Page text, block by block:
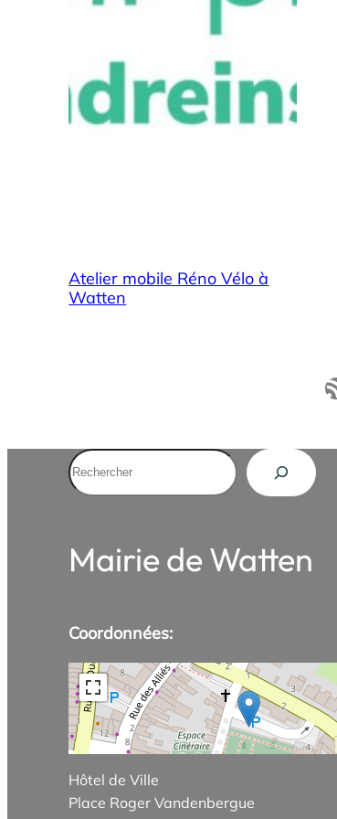
Atelier mobile Réno Vélo à
Watten
Rechercher
Mairie de Watten
Coordonnées:
Hôtel de Ville
Place Roger Vandenbergue